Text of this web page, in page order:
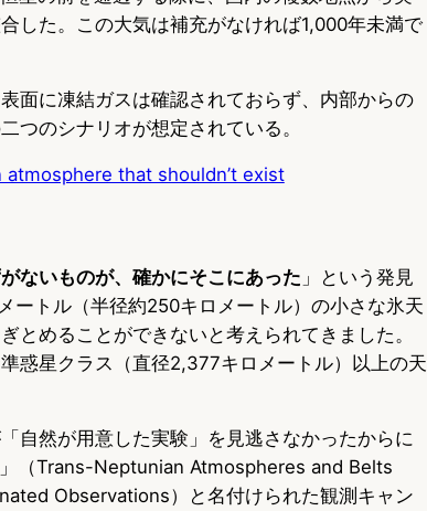
した。この大気は補充がなければ1,000年未満で
面に凍結ガスは確認されておらず、内部からの
つのシナリオが想定されている。
that shouldn’t exist
ないものが、確かにそこにあった 」という発見
ートル（半径約250キロメートル）の小さな氷天
とめることができないと考えられてきました。
惑星クラス（直径2,377キロメートル）以上の天
自然が用意した実験」を見逃さなかったからに
（Trans-Neptunian Atmospheres and Belts
Observations）と名付けられた観測キャン